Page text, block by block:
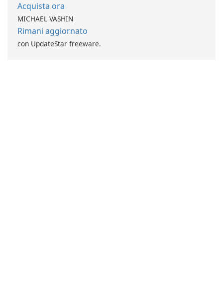
Acquista ora
MICHAEL VASHIN
Rimani aggiornato
con UpdateStar freeware.